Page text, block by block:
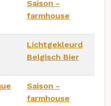
Saison -
farmhouse
Lichtgekleurd
Belgisch Bier
Saison -
farmhouse